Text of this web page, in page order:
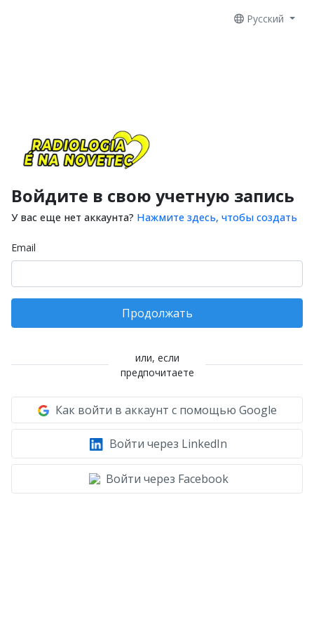
Русский
Войдите в свою учетную запись
У вас еще нет аккаунта? Нажмите здесь, чтобы создать
Email
Продолжать
или, если
предпочитаете
Как войти в аккаунт с помощью Google
Войти через LinkedIn
Войти через Facebook